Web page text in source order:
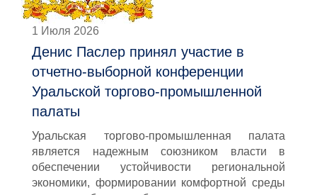
1 Июля 2026
Денис Паслер принял участие в
отчетно-выборной конференции
Уральской торгово-промышленной
палаты
Уральская торгово-промышленная палата
является надежным союзником власти в
обеспечении устойчивости региональной
экономики, формировании комфортной среды